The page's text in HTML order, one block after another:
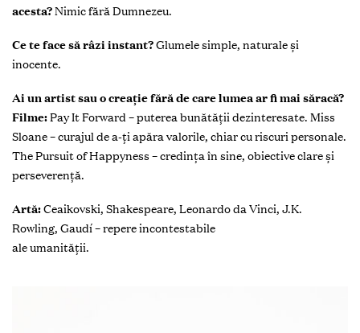
acesta?Nimic fără Dumnezeu.
Ce te face să râzi instant?Glumele simple, naturale și
inocente.
Ai un artist sau o creație fără de care lumea ar fi mai săracă?
Filme:Pay It Forward – puterea bunătății dezinteresate. Miss
Sloane – curajul de a-ți apăra valorile, chiar cu riscuri personale.
The Pursuit of Happyness – credința în sine, obiective clare și
perseverență.
Artă:Ceaikovski, Shakespeare, Leonardo da Vinci, J.K.
Rowling, Gaudí – repere incontestabile
ale umanității.